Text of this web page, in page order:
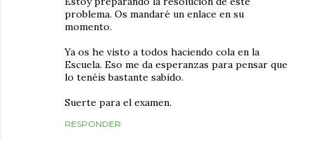
problema. Os mandaré un enlace en su
momento.
Ya os he visto a todos haciendo cola en la
Escuela. Eso me da esperanzas para pensar que
lo tenéis bastante sabido.
Suerte para el examen.
RESPONDER